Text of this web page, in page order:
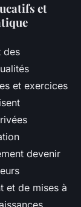
et
des
et exercices
devenir
et de mises à